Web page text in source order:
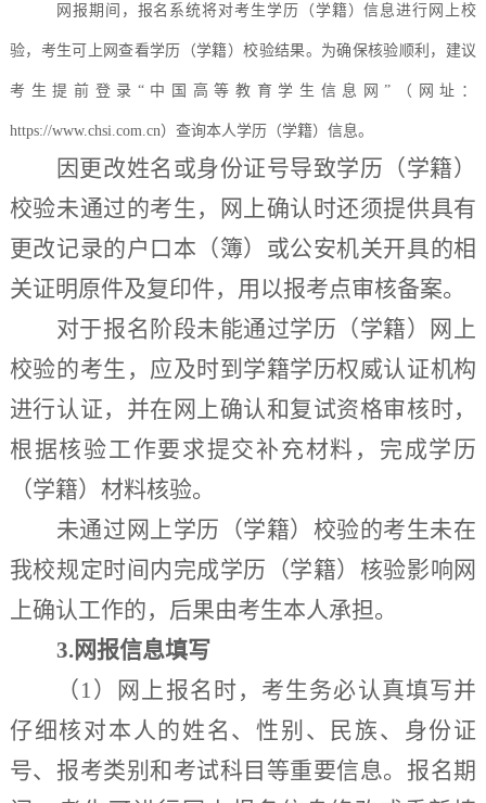
网报期间，报名系统将对考生学历（学籍）信息进行网上校
验，考生可上网查看学历（学籍）校验结果。为确保核验顺利，建议
考生提前登录 “中国高等教育学生信息网”（网址：
https://www.chsi.com.cn）查询本人学历（学籍）信息。
因更改姓名或身份证号导致学历（学籍）
校验未通过的考生，网上确认时还须提供具有
更改记录的户口本（簿）或公安机关开具的相
关证明原件及复印件，用以报考点审核备案。
对于报名阶段未能通过学历（学籍）网上
校验的考生， 应及时到学籍学历权威认证机构
进行认证， 并在网上确认和复试资格审核时，
根据核验工作要求提交补充材料，完成学历
（学籍）材料核验。
未通过网上学历（学籍）校验的考生未在
我校规定时间内完成学历（学籍）核验影响网
上确认工作的，后果由考生本人承担。
3.网报信息填写
（ 1）网上报名时，考生务必认真填写并
仔细核对本人的姓名、性别、民族、身份证
号、报考类别和考试科目等重要信息。 报名期